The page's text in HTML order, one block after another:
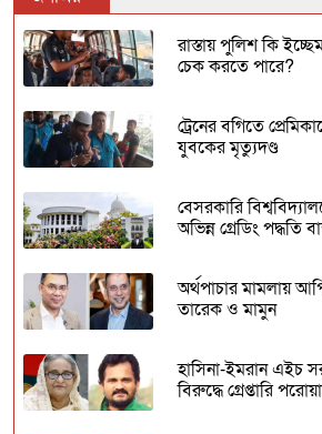
রাস্তায় পুলিশ কি
চেক করতে পারে?
ট্রেনের বগিতে
যুবকের মৃত্যুদণ্ড
বেসরকারি
অভিন্ন গ্রেডিং পদ্ধতি
অর্থপাচার মামলায়
তারেক ও মামুন
হাসিনা-ইমরান এইচ
বিরুদ্ধে গ্রেপ্তারি